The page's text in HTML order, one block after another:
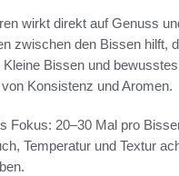
wirkt direkt auf Genuss
zwischen den Bissen hilft,
Bissen und
Konsistenz und Aromen.
Fokus: 20–30 Mal pro
Temperatur und Textur